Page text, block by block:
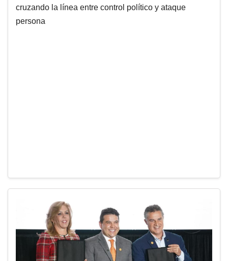
cruzando la línea entre control político y ataque
persona